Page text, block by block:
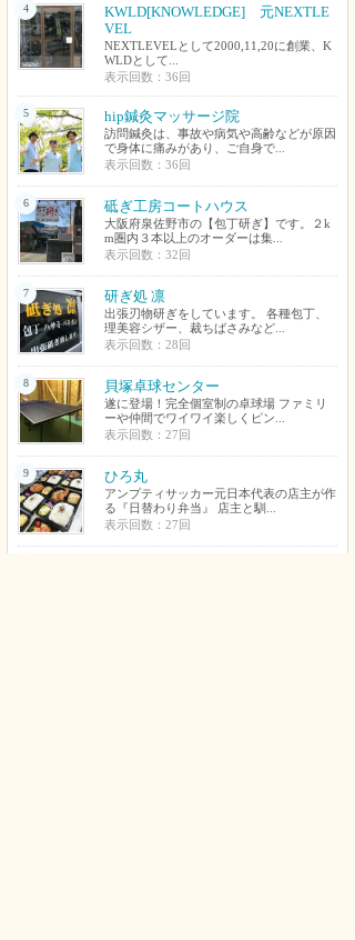
4
KWLD[KNOWLEDGE] 元NEXTLE
VEL
NEXTLEVELとして2000,11,20に創業、K
WLDとして...
表示回数：36回
5 hip鍼灸マッサージ院
訪問鍼灸は、事故や病気や高齢などが原因
で身体に痛みがあり、ご自身で...
表示回数：36回
6 砥ぎ工房コートハウス
大阪府泉佐野市の【包丁研ぎ】です。２k
m圏内３本以上のオーダーは集...
表示回数：32回
7 研ぎ処 凛
出張刃物研ぎをしています。 各種包丁、
理美容シザー、裁ちばさみなど...
表示回数：28回
8 貝塚卓球センター
遂に登場！完全個室制の卓球場 ファミリ
ーや仲間でワイワイ楽しくピン...
表示回数：27回
9 ひろ丸
アンプティサッカー元日本代表の店主が作
る『日替わり弁当』 店主と馴...
表示回数：27回